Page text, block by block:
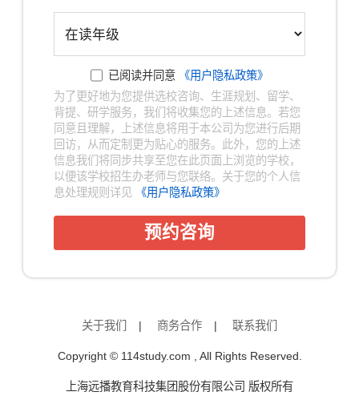
已阅读并同意
《用户隐私政策》
为了更好地为您提供选校咨询、生涯规划、留学、
背提、研学服务，我们将收集您的上述信息。若您
同意且理解，上述信息将用于本公司为您进行后期
回访，从而定制更为贴心的服务。此外，您的上述
信息我们将同步共享至您在此页面上浏览的学校，
以便该学校招生办老师与您联络。关于您的个人信
息处理规则详见
《用户隐私政策》
预约咨询
关于我们 | 商务合作 | 联系我们
Copyright © 114study.com , All Rights Reserved.
上海远播教育科技集团股份有限公司 版权所有